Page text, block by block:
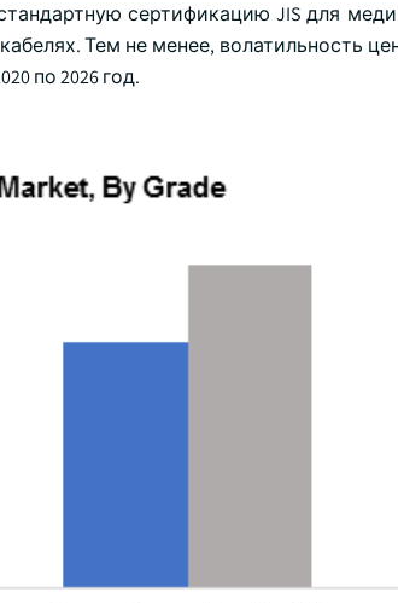
сертификацию JIS для
Тем не менее, волатильность
по 2026 год.